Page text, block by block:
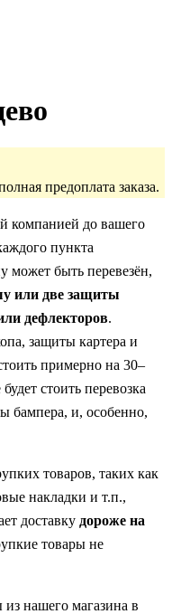
предоплата заказа.
компанией до вашего
пункта
может быть перевезён,
или две защиты
дефлекторов.
защиты картера и
примерно на 30–
стоить перевозка
бампера, и, особенно,
товаров, таких как
накладки и т.п.,
доставку дороже на
товары не
нашего магазина в